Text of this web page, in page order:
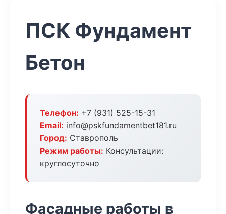
ПСК Фундамент
Бетон
Телефон: +7 (931) 525-15-31
Email: info@pskfundamentbet181.ru
Город: Ставрополь
Режим работы: Консультации:
круглосуточно
Фасадные работы в